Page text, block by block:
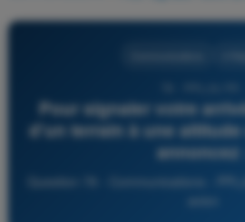
Pour signaler votre
d'un terrain à une
annoncez :